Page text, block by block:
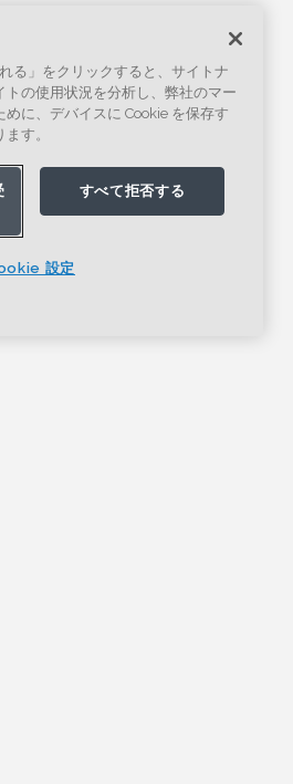
る」をクリックすると、サイトナ
トの使用状況を分析し、弊社のマー
に、デバイスに Cookie を保存す
す。
すべて拒否する
設定